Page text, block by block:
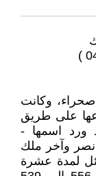
وكانت
على طريق
ورد اسمها -
وآخر ملك
لمدة عشرة